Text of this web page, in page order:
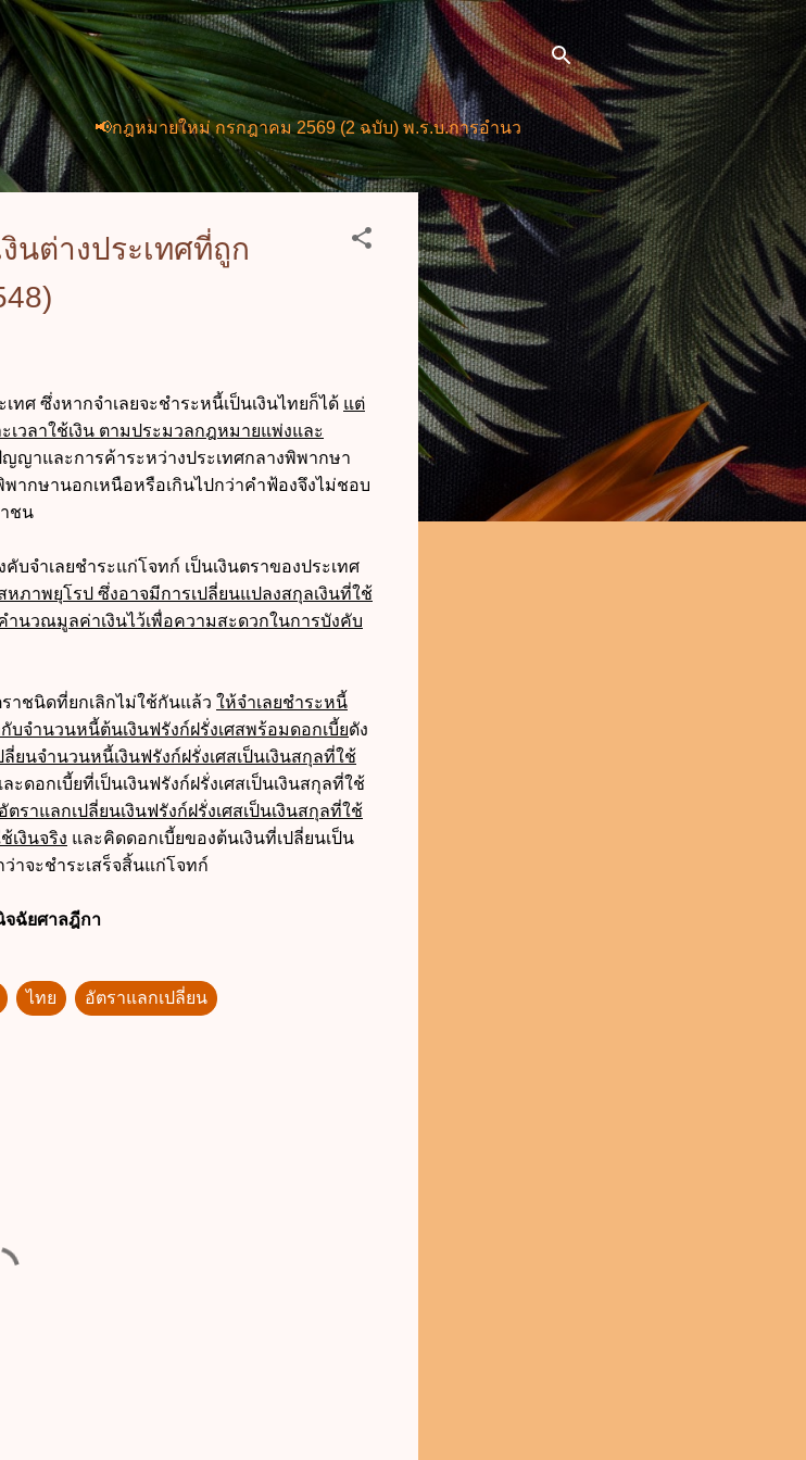
ข้ามไปที่เนื้อหาหลัก
📢กฎหมายใหม่ กรกฎาคม 2569 (2 ฉบับ) พ.ร.บ.การอำนวยการความสะดวกในการพิจารณาอนุญาตและก
นต่างประเทศที่ถูก
ทศ ซึ่งหากจำเลยจะชำระหนี้เป็นเงินไทยก็ได้ แต่
วลาใช้เงิน ตามประมวลกฎหมายแพ่งและ
ญาและการค้าระหว่างประเทศกลางพิพากษา
พากษานอกเหนือหรือเกินไปกว่าคำฟ้องจึงไม่ชอบ
ชน
บจำเลยชำระแก่โจทก์ เป็นเงินตราของประเทศ
หภาพยุโรป ซึ่งอาจมีการเปลี่ยนแปลงสกุลเงินที่ใช้
นวณมูลค่าเงินไว้เพื่อความสะดวกในการบังคับ
ราชนิดที่ยกเลิกไม่ใช้กันแล้ว ให้จำเลยชำระหนี้
บจำนวนหนี้ต้นเงินฟรังก์ฝรั่งเศสพร้อมดอกเบี้ยดัง
นจำนวนหนี้เงินฟรังก์ฝรั่งเศสเป็นเงินสกุลที่ใช้
อกเบี้ยที่เป็นเงินฟรังก์ฝรั่งเศสเป็นเงินสกุลที่ใช้
าแลกเปลี่ยนเงินฟรังก์ฝรั่งเศสเป็นเงินสกุลที่ใช้
เงินจริง และคิดดอกเบี้ยของต้นเงินที่เปลี่ยนเป็น
าจะชำระเสร็จสิ้นแก่โจทก์
ฉัยศาลฎีกา
ไทย อัตราแลกเปลี่ยน